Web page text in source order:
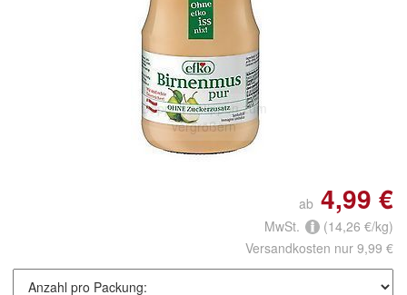
Doppelt antippen zum
vergrößern
ab 4,99 €
MwSt.
(14,26 €/kg)
Versandkosten nur 9,99 €